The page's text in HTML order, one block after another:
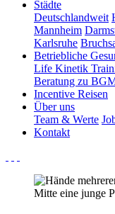
Städte
Deutschlandweit
Mannheim
Karlsruhe
Betriebliche
Life Kinetik
Beratung zu
Incentive Reisen
Über uns
Team & Werte
Kontakt